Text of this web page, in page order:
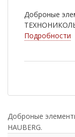
Доброные
ТЕХНОНИКОЛЬ
Подробности
Доброные
HAUBERG.